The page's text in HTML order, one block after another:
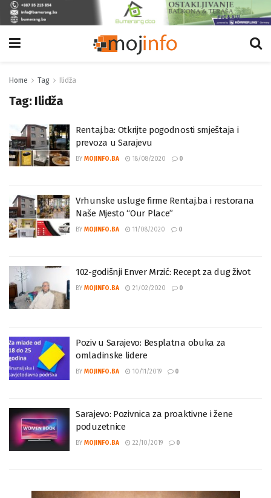
Home Tag Ilidža
Tag: Ilidža
Rentaj.ba: Otkrijte pogodnosti smještaja i
prevoza u Sarajevu
BY MOJINFO.BA 18/08/2020 0
Vrhunske usluge firme Rentaj.ba i restorana
Naše Mjesto “Our Place”
BY MOJINFO.BA 11/08/2020 0
102-godišnji Enver Mrzić: Recept za dug život
BY MOJINFO.BA 21/02/2020 0
Poziv u Sarajevo: Besplatna obuka za
omladinske lidere
BY MOJINFO.BA 10/11/2019 0
Sarajevo: Pozivnica za proaktivne i žene
poduzetnice
BY MOJINFO.BA 22/10/2019 0